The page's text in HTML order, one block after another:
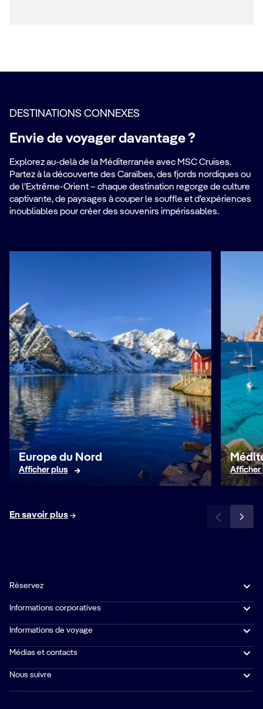
DESTINATIONS CONNEXES
Envie de voyager davantage ?
Explorez au-delà de la Méditerranée avec MSC Cruises.
Partez à la découverte des Caraïbes, des fjords nordiques ou
de l’Extrême-Orient – chaque destination regorge de culture
captivante, de paysages à couper le souffle et d’expériences
inoubliables pour créer des souvenirs impérissables.
Europe du Nord
Afficher plus Afficher
En savoir plus
Réservez
Informations corporatives
Informations de voyage
Médias et contacts
Nous suivre